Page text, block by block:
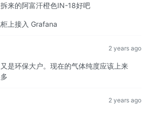
来的阿富汗橙色IN-18好吧
上接入 Grafana
2 years ago
是环保大户。现在的气体纯度应该上来
2 years ago